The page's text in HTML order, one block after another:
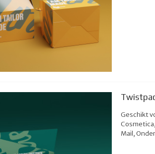
Geschikt
Mail,